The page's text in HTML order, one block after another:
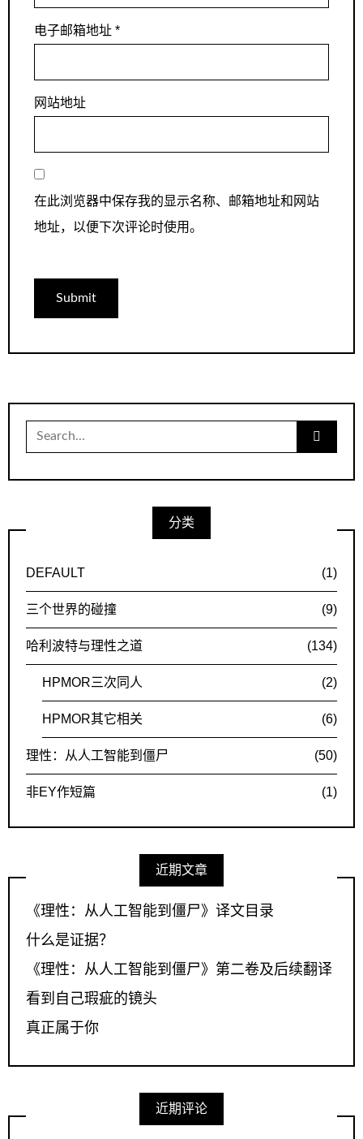
电子邮箱地址 *
网站地址
在此浏览器中保存我的显示名称、邮箱地址和网站
地址，以便下次评论时使用。
Search
for:
分类
DEFAULT (1)
三个世界的碰撞 (9)
哈利波特与理性之道 (134)
HPMOR三次同人 (2)
HPMOR其它相关 (6)
理性：从人工智能到僵尸 (50)
非EY作短篇 (1)
近期文章
《理性：从人工智能到僵尸》译文目录
什么是证据？
《理性：从人工智能到僵尸》第二卷及后续翻译
看到自己瑕疵的镜头
真正属于你
近期评论